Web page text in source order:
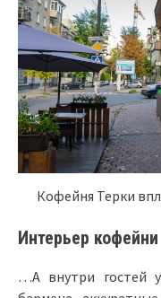
Кофейня Терки
Интерьер кофейни
…А внутри гостей